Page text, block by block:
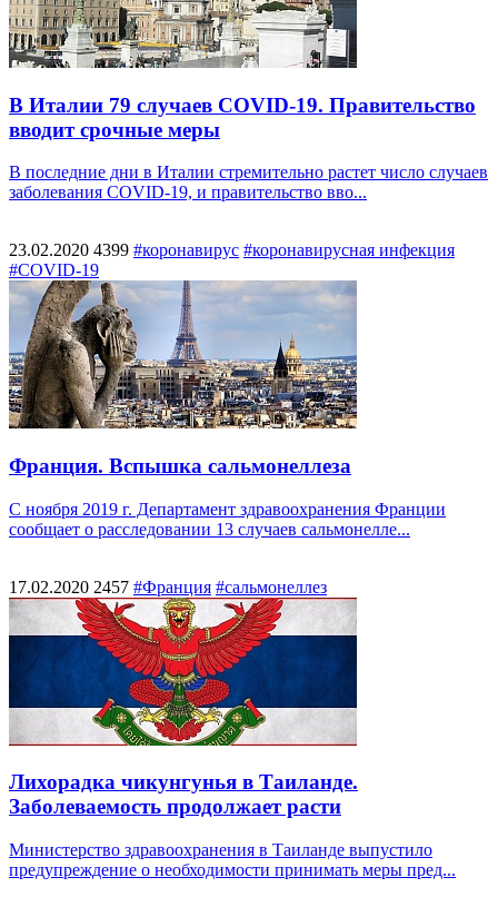
В Италии 79 случаев COVID-19. Правительство
вводит срочные меры
В последние дни в Италии стремительно растет число случаев
заболевания COVID-19, и правительство вво...
23.02.2020 4399 #коронавирус #коронавирусная инфекция
#COVID-19
Франция. Вспышка сальмонеллеза
С ноября 2019 г. Департамент здравоохранения Франции
сообщает о расследовании 13 случаев сальмонелле...
17.02.2020 2457 #Франция #сальмонеллез
Лихорадка чикунгунья в Таиланде.
Заболеваемость продолжает расти
Министерство здравоохранения в Таиланде выпустило
предупреждение о необходимости принимать меры пред...